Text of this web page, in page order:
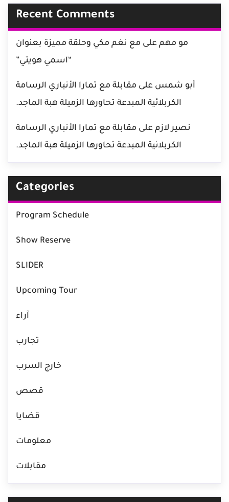
Recent Comments
مو مهم على مع نغم مكي وحلقة مميزة بعنوان
“اسمي هويتي”
أبو شمس على مقابلة مع تمارا الأنباري الرسامة
الكربلائية المبدعة تحاورها الزميلة هبة الماجد.
نصير لازم على مقابلة مع تمارا الأنباري الرسامة
الكربلائية المبدعة تحاورها الزميلة هبة الماجد.
Categories
Program Schedule
Show Reserve
SLIDER
Upcoming Tour
آراء
تجارب
خارج السرب
قصص
قضايا
معلومات
مقابلات